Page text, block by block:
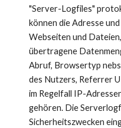
"Server-Logfiles"
können die Adresse
Webseiten und
übertragene
Abruf, Browsertyp
des Nutzers, Referrer
im Regelfall IP-
gehören. Die
Sicherheitszwecken